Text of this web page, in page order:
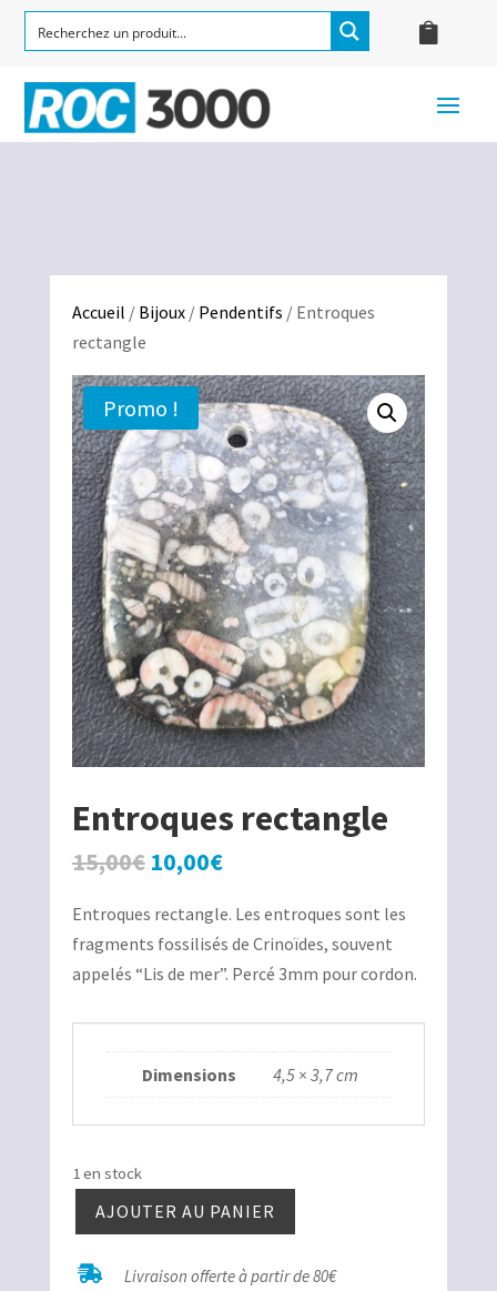
Accueil / Bijoux/ Pendentifs / Entroques
rectangle
Promo !
Entroques rectangle
15,00€ Le
initial
était :
15,00€.
10,00€Le
actuel
est :
10,00€.
Entroques rectangle. Les entroques sont les
fragments fossilisés de Crinoïdes, souvent
appelés “Lis de mer”. Percé 3mm pour cordon.
Dimensions 4,5 × 3,7 cm
1 en stock
quantité
Entroques
AJOUTER AU PANIER
 Livraison offerte à partir de 80€